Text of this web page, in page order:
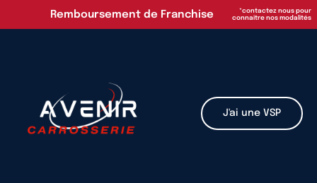
au
Remboursement de Franchise
*contactez nous pour
connaitre nos modalités
J'ai une VSP